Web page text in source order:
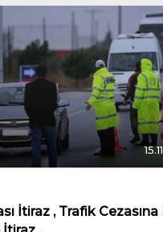
İtiraz , Trafik Cezasına